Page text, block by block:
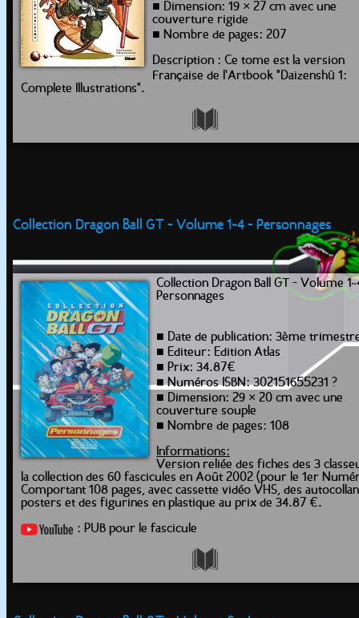
■ Dimension: 19 × 27 cm avec une
couverture rigide
■ Nombre de pages: 207
Description : Ce tome est la version
Française de l'Artbook "Daizenshū 1:
Complete Illustrations".
Collection Dragon Ball GT - Volume 1~4 - Personnages
Collection Dragon Ball GT - Volume
Personnages
■ Date de publication: 3ème
■ Editeur: Edition Atlas
■ Prix: 34.87€
■ Numéros ISBN: 302151655231 ?
■ Dimension: 29 × 20 cm avec une
couverture souple
■ Nombre de pages: 108
Informations:
Version reliée des fiches des 3
la collection des 60 fascicules en Août 2002 (pour le 1er
Comportant 108 pages, avec cassette vidéo VHS, des
posters et des figurines en plastique au prix de 34.87 €.
: PUB pour le fascicule